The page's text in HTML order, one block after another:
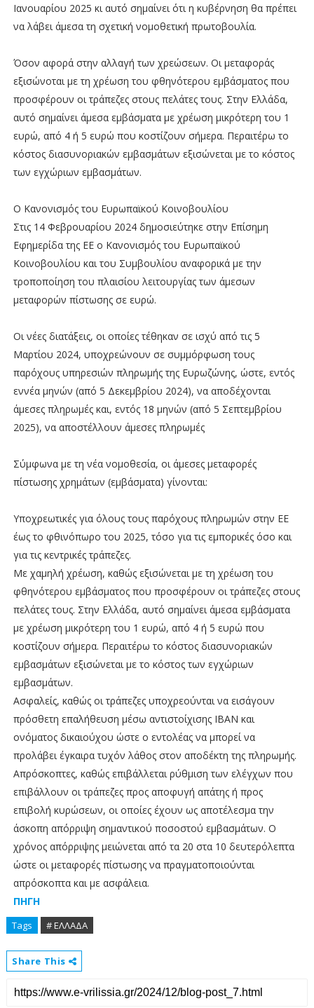
Ιανουαρίου 2025 κι αυτό σημαίνει ότι η κυβέρνηση θα πρέπει
να λάβει άμεσα τη σχετική νομοθετική πρωτοβουλία.
Όσον αφορά στην αλλαγή των χρεώσεων. Οι μεταφοράς
εξισώνοται με τη χρέωση του φθηνότερου εμβάσματος που
προσφέρουν οι τράπεζες στους πελάτες τους. Στην Ελλάδα,
αυτό σημαίνει άμεσα εμβάσματα με χρέωση μικρότερη του 1
ευρώ, από 4 ή 5 ευρώ που κοστίζουν σήμερα. Περαιτέρω το
κόστος διασυνοριακών εμβασμάτων εξισώνεται με το κόστος
των εγχώριων εμβασμάτων.
Ο Κανονισμός του Ευρωπαϊκού Κοινοβουλίου
Στις 14 Φεβρουαρίου 2024 δημοσιεύτηκε στην Επίσημη
Εφημερίδα της ΕΕ ο Κανονισμός του Ευρωπαϊκού
Κοινοβουλίου και του Συμβουλίου αναφορικά με την
τροποποίηση του πλαισίου λειτουργίας των άμεσων
μεταφορών πίστωσης σε ευρώ.
Οι νέες διατάξεις, οι οποίες τέθηκαν σε ισχύ από τις 5
Μαρτίου 2024, υποχρεώνουν σε συμμόρφωση τους
παρόχους υπηρεσιών πληρωμής της Ευρωζώνης, ώστε, εντός
εννέα μηνών (από 5 Δεκεμβρίου 2024), να αποδέχονται
άμεσες πληρωμές και, εντός 18 μηνών (από 5 Σεπτεμβρίου
2025), να αποστέλλουν άμεσες πληρωμές
Σύμφωνα με τη νέα νομοθεσία, οι άμεσες μεταφορές
πίστωσης χρημάτων (εμβάσματα) γίνονται:
Υποχρεωτικές για όλους τους παρόχους πληρωμών στην ΕΕ
έως το φθινόπωρο του 2025, τόσο για τις εμπορικές όσο και
για τις κεντρικές τράπεζες.
Με χαμηλή χρέωση, καθώς εξισώνεται με τη χρέωση του
φθηνότερου εμβάσματος που προσφέρουν οι τράπεζες στους
πελάτες τους. Στην Ελλάδα, αυτό σημαίνει άμεσα εμβάσματα
με χρέωση μικρότερη του 1 ευρώ, από 4 ή 5 ευρώ που
κοστίζουν σήμερα. Περαιτέρω το κόστος διασυνοριακών
εμβασμάτων εξισώνεται με το κόστος των εγχώριων
εμβασμάτων.
Ασφαλείς, καθώς οι τράπεζες υποχρεούνται να εισάγουν
πρόσθετη επαλήθευση μέσω αντιστοίχισης ΙΒΑΝ και
ονόματος δικαιούχου ώστε ο εντολέας να μπορεί να
προλάβει έγκαιρα τυχόν λάθος στον αποδέκτη της πληρωμής.
Απρόσκοπτες, καθώς επιβάλλεται ρύθμιση των ελέγχων που
επιβάλλουν οι τράπεζες προς αποφυγή απάτης ή προς
επιβολή κυρώσεων, οι οποίες έχουν ως αποτέλεσμα την
άσκοπη απόρριψη σημαντικού ποσοστού εμβασμάτων. Ο
χρόνος απόρριψης μειώνεται από τα 20 στα 10 δευτερόλεπτα
ώστε οι μεταφορές πίστωσης να πραγματοποιούνται
απρόσκοπτα και με ασφάλεια.
ΠΗΓΗ
Tags # ΕΛΛΑΔΑ
Share This